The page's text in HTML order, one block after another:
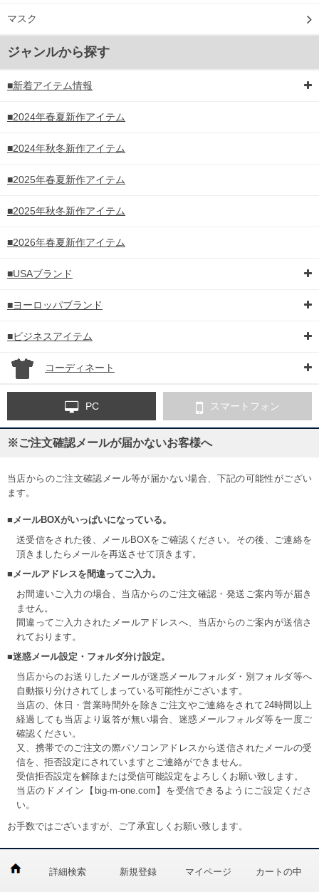
マスク
ジャンルから探す
■新着アイテム情報
■2024年春夏新作アイテム
■2024年秋冬新作アイテム
■2025年春夏新作アイテム
■2025年秋冬新作アイテム
■2026年春夏新作アイテム
■USAブランド
■ヨーロッパブランド
■ビジネスアイテム
コーディネート
PC スマートフォン
※ご注文確認メールが届かないお客様へ
当店からのご注文確認メール等が届かない場合、下記の可能性がござい
ます。
■メールBOXがいっぱいになっている。
送受信をされた後、メールBOXをご確認ください。その後、ご連絡を
頂きましたらメールを再送させて頂きます。
■メールアドレスを間違ってご入力。
お間違いご入力の場合、当店からのご注文確認・発送ご案内等が届き
ません。
間違ってご入力されたメールアドレスへ、当店からのご案内が送信さ
れております。
■迷惑メール設定・フォルダ分け設定。
当店からのお送りしたメールが迷惑メールフォルダ・別フォルダ等へ
自動振り分けされてしまっている可能性がございます。
当店の、休日・営業時間外を除きご注文やご連絡をされて24時間以上
経過しても当店より返答が無い場合、迷惑メールフォルダ等を一度ご
確認ください。
又、携帯でのご注文の際パソコンアドレスから送信されたメールの受
信を、拒否設定にされていますとご連絡ができません。
受信拒否設定を解除または受信可能設定をよろしくお願い致します。
当店のドメイン【big-m-one.com】を受信できるようにご設定くださ
い。
お手数ではございますが、ご了承宜しくお願い致します。
詳細検索 新規登録 マイページ カートの中